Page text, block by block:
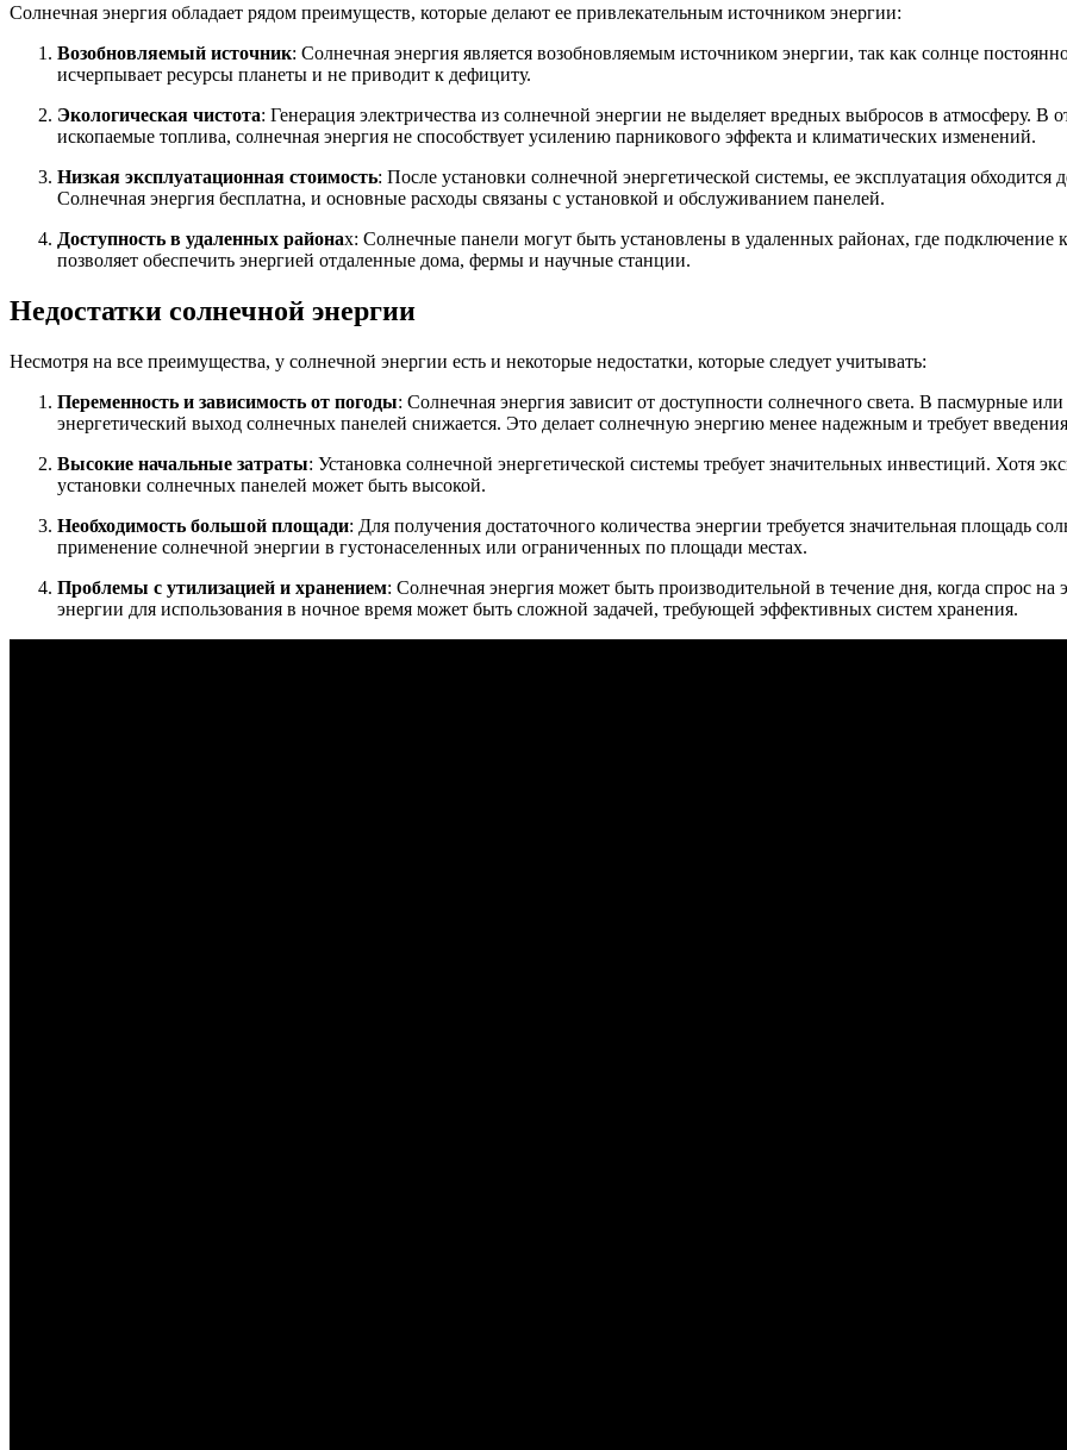
Солнечная энергия обладает рядом преимуществ, которые делают ее привлекательным источником энергии:
Возобновляемый источник: Солнечная энергия является возобновляемым источником энергии, так как солнце
исчерпывает ресурсы планеты и не приводит к дефициту.
Экологическая чистота: Генерация электричества из солнечной энергии не выделяет вредных выбросов в атмосферу.
ископаемые топлива, солнечная энергия не способствует усилению парникового эффекта и климатических изменений.
Низкая эксплуатационная стоимость: После установки солнечной энергетической системы, ее эксплуатация
Солнечная энергия бесплатна, и основные расходы связаны с установкой и обслуживанием панелей.
Доступность в удаленных районах: Солнечные панели могут быть установлены в удаленных районах, где
позволяет обеспечить энергией отдаленные дома, фермы и научные станции.
Недостатки солнечной энергии
Несмотря на все преимущества, у солнечной энергии есть и некоторые недостатки, которые следует учитывать:
Переменность и зависимость от погоды: Солнечная энергия зависит от доступности солнечного света. В пасмурные
энергетический выход солнечных панелей снижается. Это делает солнечную энергию менее надежным и требует
Высокие начальные затраты: Установка солнечной энергетической системы требует значительных инвестиций. Хотя
установки солнечных панелей может быть высокой.
Необходимость большой площади: Для получения достаточного количества энергии требуется значительная площадь
применение солнечной энергии в густонаселенных или ограниченных по площади местах.
Проблемы с утилизацией и хранением: Солнечная энергия может быть производительной в течение дня, когда спрос
энергии для использования в ночное время может быть сложной задачей, требующей эффективных систем хранения.